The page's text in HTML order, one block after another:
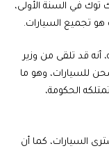
٥٠ ألف سيارة توك توك في السنة الأولى،
قد تلقى من وزير
للسيارات، وهو ما
من خلال شركة ٦٠ ٪؜ منها تمتلكه الحكومة،
السيارات، كما أن